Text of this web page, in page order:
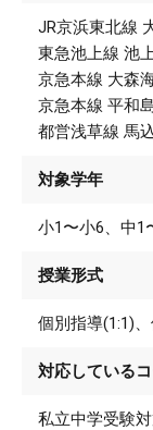
JR京浜東北線
東急池上線 池
京急本線 大森
京急本線 平和
都営浅草線 馬
対象学年
小1〜小6、中1
授業形式
個別指導(1:1)
対応している
私立中学受験